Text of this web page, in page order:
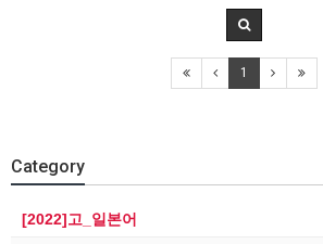
1
Category
[2022]고_일본어